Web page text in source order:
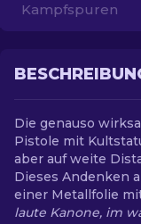
Kampfspuren
Die genauso
Pistole mit
aber auf weite
Dieses Andenken
einer Metallfolie
laute Kanone, im